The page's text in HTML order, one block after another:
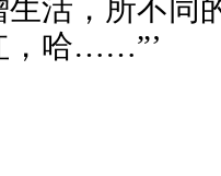
活，所不同
，哈……”’